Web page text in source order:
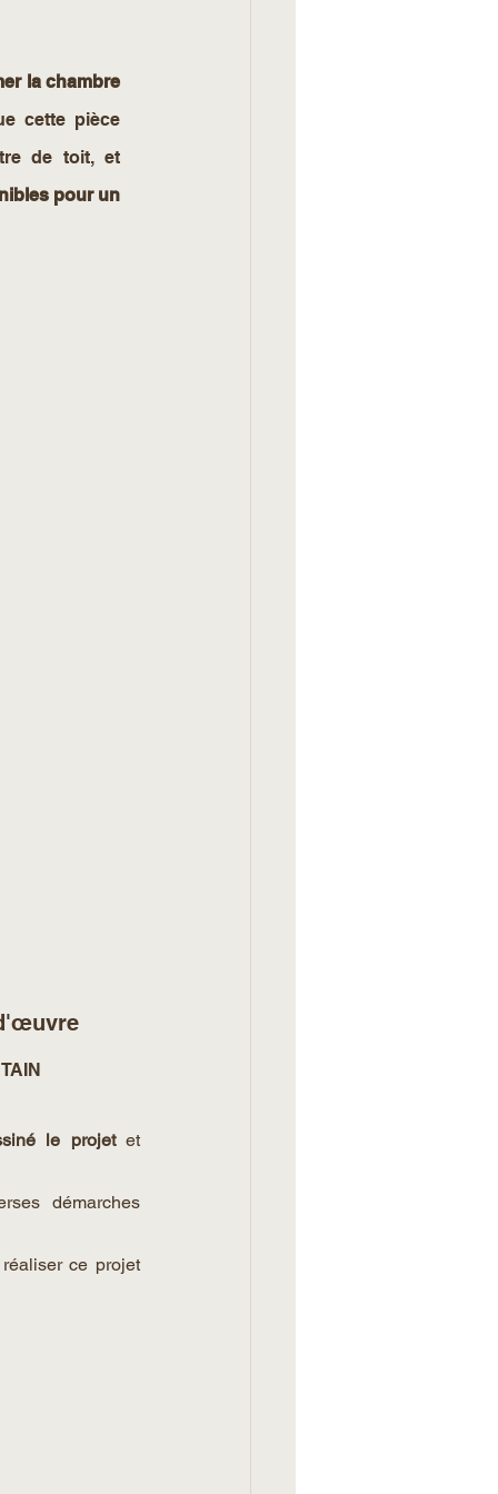
la chambre
cette pièce
de toit, et
pour un
le projet et
démarches
ce projet